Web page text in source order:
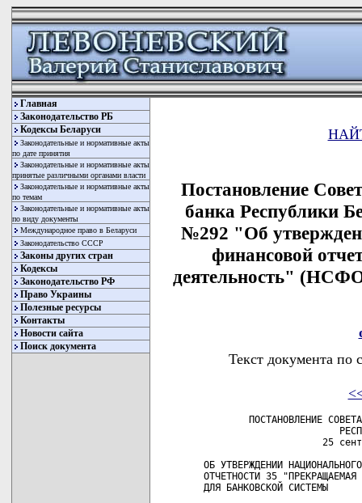
Главная
Законодательство РБ
Кодексы Беларуси
Законодательные и нормативные акты
по дате принятия
Законодательные и нормативные акты
принятые различными органами власти
Законодательные и нормативные акты
по темам
Законодательные и нормативные акты
по виду документы
Международное право в Беларуси
Законодательство СССР
Законы других стран
Кодексы
Законодательство РФ
Право Украины
Полезные ресурсы
Контакты
Новости сайта
Поиск документа
Постановление
банка Республики
№292 "Об
финансовой
деятельность"
Текст документа по
ПОСТАНОВЛЕНИЕ
25
ОБ УТВЕРЖДЕНИИ
ОТЧЕТНОСТИ 35
ДЛЯ БАНКОВСКОЙ СИСТЕМЫ